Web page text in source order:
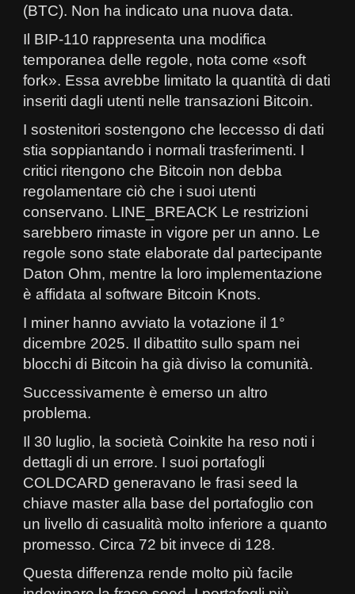
(BTC). Non ha indicato una nuova data.
Il BIP-110 rappresenta una modifica
temporanea delle regole, nota come «soft
fork». Essa avrebbe limitato la quantità di dati
inseriti dagli utenti nelle transazioni Bitcoin.
I sostenitori sostengono che leccesso di dati
stia soppiantando i normali trasferimenti. I
critici ritengono che Bitcoin non debba
regolamentare ciò che i suoi utenti
conservano. LINE_BREACK Le restrizioni
sarebbero rimaste in vigore per un anno. Le
regole sono state elaborate dal partecipante
Daton Ohm, mentre la loro implementazione
è affidata al software Bitcoin Knots.
I miner hanno avviato la votazione il 1°
dicembre 2025. Il dibattito sullo spam nei
blocchi di Bitcoin ha già diviso la comunità.
Successivamente è emerso un altro
problema.
Il 30 luglio, la società Coinkite ha reso noti i
dettagli di un errore. I suoi portafogli
COLDCARD generavano le frasi seed la
chiave master alla base del portafoglio con
un livello di casualità molto inferiore a quanto
promesso. Circa 72 bit invece di 128.
Questa differenza rende molto più facile